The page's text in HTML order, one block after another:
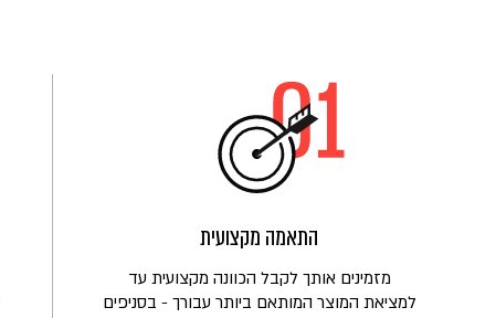
התאמה מקצועית
מזמינים אותך לקבל הכוונה מקצועית עד
למציאת המוצר המותאם ביותר עבורך - בסניפים